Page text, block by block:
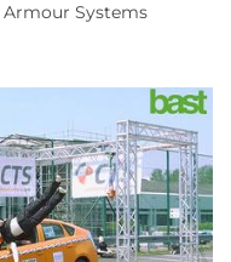
Armour Systems